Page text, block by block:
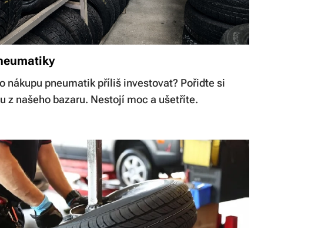
nákupu pneumatik příliš investovat? Pořiďte si
z našeho bazaru. Nestojí moc a ušetříte.